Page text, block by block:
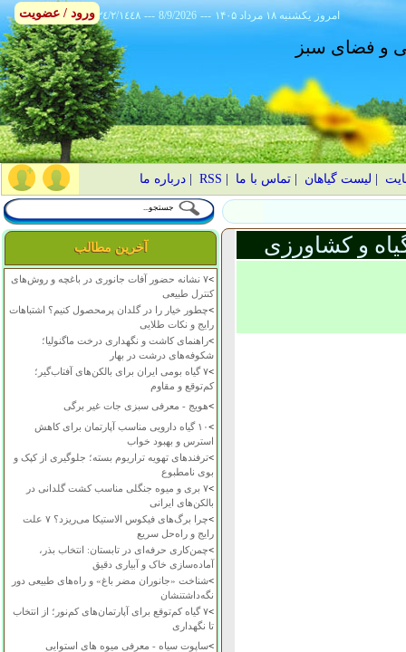
٢٤/٢/١٤٤٨ --- 8/9/2026 --- ۱۴۰۵ يکشنبه ۱۸ مرداد امروز
و فضای سبز
لیست گیاهان |تماس با ما RSS
|درباره ما
آخرین مطالب
>
۷ نشانه حضور آفات جانوری در باغچه و روش‌های
کنترل طبیعی
>چطور خیار را در گلدان پرمحصول کنیم؟ اشتباهات
رایج و نکات طلایی
>راهنمای کاشت و نگهداری درخت ماگنولیا؛
شکوفه‌های درشت در بهار
>
۷ گیاه بومی ایران برای بالکن‌های آفتاب‌گیر؛
کم‌توقع و مقاوم
>هویج - معرفی سبزی جات غیر برگی
>
۱۰ گیاه دارویی مناسب آپارتمان برای کاهش
استرس و بهبود خواب
>ترفندهای تهویه تراریوم بسته؛ جلوگیری از کپک و
بوی نامطبوع
>
۷ بری و میوه جنگلی مناسب کشت گلدانی در
بالکن‌های ایرانی
>
چرا برگ‌های فیکوس الاستیکا می‌ریزد؟ ۷ علت
رایج و راه‌حل سریع
>چمن‌کاری حرفه‌ای در تابستان: انتخاب بذر،
آماده‌سازی خاک و آبیاری دقیق
>شناخت «جانوران مضر باغ» و راه‌های طبیعی دور
نگه‌داشتنشان
>
۷ گیاه کم‌توقع برای آپارتمان‌های کم‌نور؛ از انتخاب
تا نگهداری
>ساپوت سیاه - معرفی میوه های استوایی
و کشاورزی
ورود / عضویت